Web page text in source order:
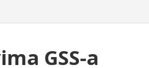
GSS-a